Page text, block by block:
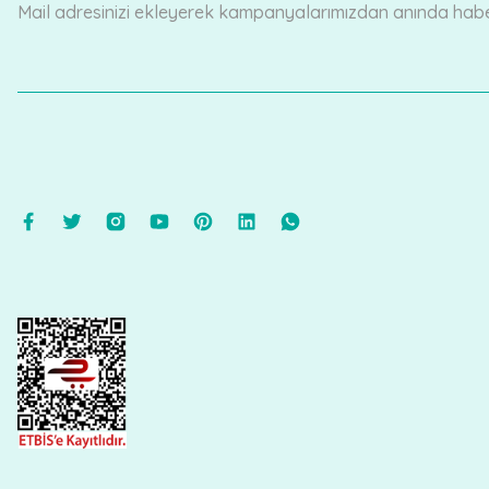
Ürün fiyatı diğer sitelerden daha pahalı.
Mail adresinizi ekleyerek kampanyalarımızdan anında